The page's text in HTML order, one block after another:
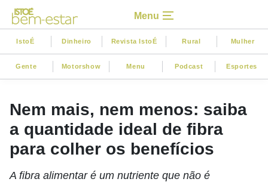
Menu
IstoÉ Dinheiro Revista IstoÉ Rural Mulher
Gente Motorshow Menu Podcast Esportes
Nem mais, nem menos: saiba
a quantidade ideal de fibra
para colher os benefícios
A fibra alimentar é um nutriente que não é